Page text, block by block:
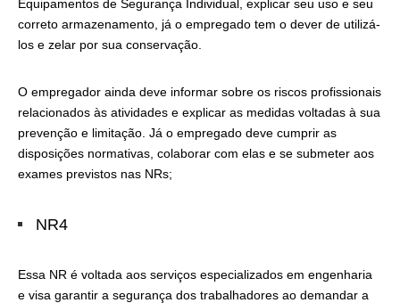
Equipamentos de Segurança Individual, explicar seu uso e seu
correto armazenamento, já o empregado tem o dever de utilizá-
los e zelar por sua conservação.
O empregador ainda deve informar sobre os riscos profissionais
relacionados às atividades e explicar as medidas voltadas à sua
prevenção e limitação. Já o empregado deve cumprir as
disposições normativas, colaborar com elas e se submeter aos
exames previstos nas NRs;
NR4
Essa NR é voltada aos serviços especializados em engenharia
e visa garantir a segurança dos trabalhadores ao demandar a